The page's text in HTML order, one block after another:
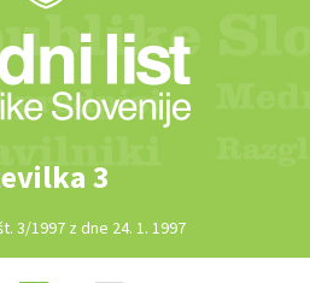
3
3/1997 z dne 24. 1. 1997